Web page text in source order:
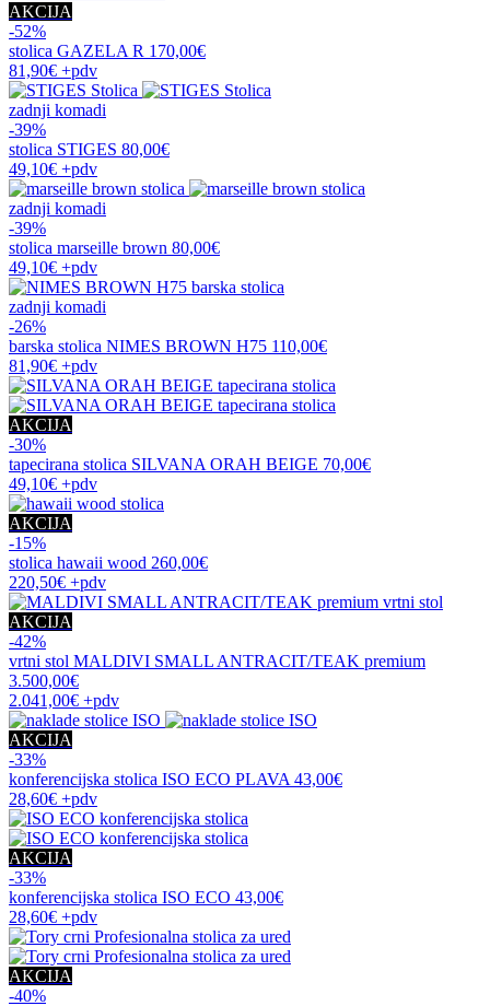
AKCIJA
-52%
stolica GAZELA R 170,00€
81,90€ +pdv
zadnji komadi
-39%
stolica STIGES 80,00€
49,10€ +pdv
zadnji komadi
-39%
stolica marseille brown 80,00€
49,10€ +pdv
zadnji komadi
-26%
barska stolica NIMES BROWN H75 110,00€
81,90€ +pdv
AKCIJA
-30%
tapecirana stolica SILVANA ORAH BEIGE 70,00€
49,10€ +pdv
AKCIJA
-15%
stolica hawaii wood 260,00€
220,50€ +pdv
AKCIJA
-42%
vrtni stol MALDIVI SMALL ANTRACIT/TEAK premium
3.500,00€
2.041,00€ +pdv
AKCIJA
-33%
konferencijska stolica ISO ECO PLAVA 43,00€
28,60€ +pdv
AKCIJA
-33%
konferencijska stolica ISO ECO 43,00€
28,60€ +pdv
AKCIJA
-40%